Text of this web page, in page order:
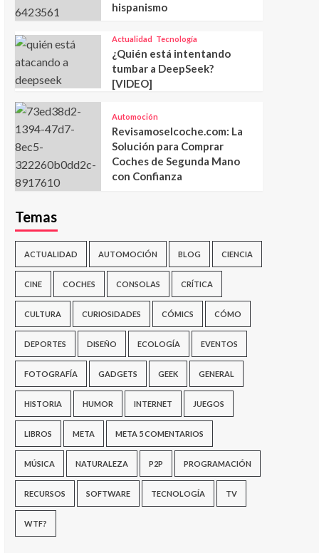
hispanismo
Actualidad Tecnología
¿Quién está intentando
tumbar a DeepSeek?
[VIDEO]
Automoción
Revisamoselcoche.com: La
Solución para Comprar
Coches de Segunda Mano
con Confianza
Temas
ACTUALIDAD AUTOMOCIÓN BLOG CIENCIA
CINE COCHES CONSOLAS CRÍTICA
CULTURA CURIOSIDADES CÓMICS CÓMO
DEPORTES DISEÑO ECOLOGÍA EVENTOS
FOTOGRAFÍA GADGETS GEEK GENERAL
HISTORIA HUMOR INTERNET JUEGOS
LIBROS META META 5 COMENTARIOS
MÚSICA NATURALEZA P2P PROGRAMACIÓN
RECURSOS SOFTWARE TECNOLOGÍA TV
WTF?